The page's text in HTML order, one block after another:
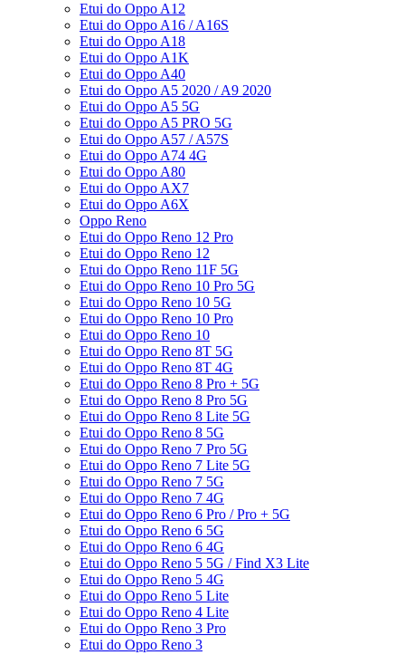
Etui do Oppo A12
Etui do Oppo A16 / A16S
Etui do Oppo A18
Etui do Oppo A1K
Etui do Oppo A40
Etui do Oppo A5 2020 / A9 2020
Etui do Oppo A5 5G
Etui do Oppo A5 PRO 5G
Etui do Oppo A57 / A57S
Etui do Oppo A74 4G
Etui do Oppo A80
Etui do Oppo AX7
Etui do Oppo A6X
Oppo Reno
Etui do Oppo Reno 12 Pro
Etui do Oppo Reno 12
Etui do Oppo Reno 11F 5G
Etui do Oppo Reno 10 Pro 5G
Etui do Oppo Reno 10 5G
Etui do Oppo Reno 10 Pro
Etui do Oppo Reno 10
Etui do Oppo Reno 8T 5G
Etui do Oppo Reno 8T 4G
Etui do Oppo Reno 8 Pro + 5G
Etui do Oppo Reno 8 Pro 5G
Etui do Oppo Reno 8 Lite 5G
Etui do Oppo Reno 8 5G
Etui do Oppo Reno 7 Pro 5G
Etui do Oppo Reno 7 Lite 5G
Etui do Oppo Reno 7 5G
Etui do Oppo Reno 7 4G
Etui do Oppo Reno 6 Pro / Pro + 5G
Etui do Oppo Reno 6 5G
Etui do Oppo Reno 6 4G
Etui do Oppo Reno 5 5G / Find X3 Lite
Etui do Oppo Reno 5 4G
Etui do Oppo Reno 5 Lite
Etui do Oppo Reno 4 Lite
Etui do Oppo Reno 3 Pro
Etui do Oppo Reno 3